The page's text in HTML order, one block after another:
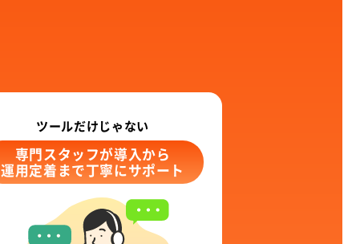
ツールだけじゃない
専門スタッフが導入から
運用定着まで丁寧にサポート